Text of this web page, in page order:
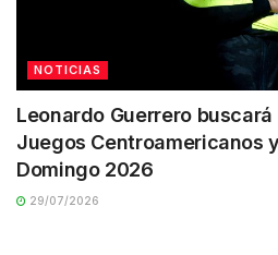
NOTICIAS
Leonardo Guerrero
Juegos Centroamericanos
Domingo 2026
29/07/2026